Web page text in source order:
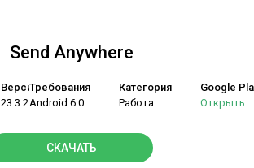
Send Anywhere
Версия
23.3.2
Требования
Android 6.0
Категория
Работа
Google
Открыть
СКАЧАТЬ